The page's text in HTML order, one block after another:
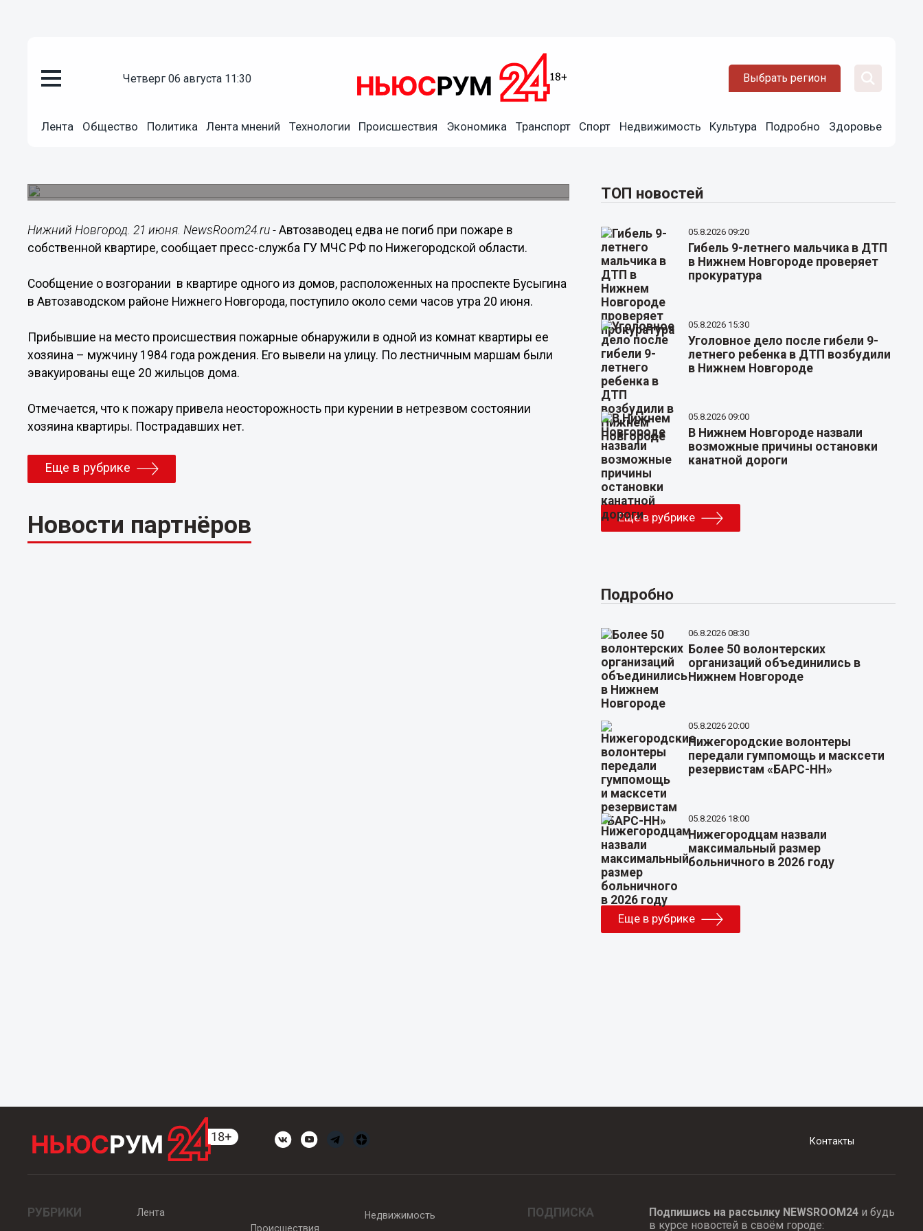
четверг 06 августа 11:30 Выбрать регион
Лента Общество Политика Лента мнений Технологии Происшествия Экономика Транспорт Спорт Недвижимость Культура Подробно Здоровье
Автозаводец едва не погиб при пожаре в собственной
Нижний Новгород. 21 июня. NewsRoom24.ru -Автозаводец едва не погиб при пожаре в
собственной квартире, сообщает пресс-служба ГУ МЧС РФ по Нижегородской области.
Сообщение о возгорании в квартире одного из домов, расположенных на проспекте Бусыгина
в Автозаводском районе Нижнего Новгорода, поступило около семи часов утра 20 июня.
Прибывшие на место происшествия пожарные обнаружили в одной из комнат квартиры ее
хозяина – мужчину 1984 года рождения. Его вывели на улицу. По лестничным маршам были
эвакуированы еще 20 жильцов дома.
Отмечается, что к пожару привела неосторожность при курении в нетрезвом состоянии
хозяина квартиры. Пострадавших нет.
Еще в рубрике
Новости партнёров
ТОП новостей
05.8.2026 09:20
Гибель 9-летнего мальчика в ДТП
в Нижнем Новгороде проверяет
прокуратура
05.8.2026 15:30
Уголовное дело после гибели 9-
летнего ребенка в ДТП возбудили
в Нижнем Новгороде
05.8.2026 09:00
В Нижнем Новгороде назвали
возможные причины остановки
канатной дороги
Еще в рубрике
Подробно
06.8.2026 08:30
Более 50 волонтерских
организаций объединились в
Нижнем Новгороде
05.8.2026 20:00
Нижегородские волонтеры
передали гумпомощь и масксети
резервистам «БАРС-НН»
05.8.2026 18:00
Нижегородцам назвали
максимальный размер
больничного в 2026 году
Еще в рубрике
Контакты
РУБРИКИ
Лента
Происшествия
Недвижимость ПОДПИСКА Подпишись на рассылку NEWSROOM24и будь
в курсе новостей в своём городе: